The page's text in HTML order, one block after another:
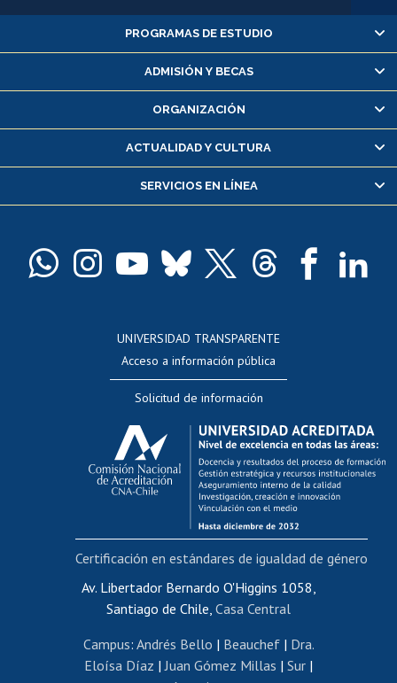
Alumnas/os y exalumnas/os
Matrícula en línea
Inscripción y cambio de asignaturas
Consulta y certificado de notas
Servicio médico y dental
Pago de arancel y crédito alumnos
Docentes
Perfeccionamiento
Editar Portafolio Académico
Evaluación docente
Calificación académica
Postulación al AUCAI
Funcionarias/os
Cursos internos de capacitación
Bienestar del personal
Portal de movilidad interna
Certificado de renta
Certificado de renta honorarios
Editar páginas blancas
PROGRAMAS DE ESTUDIO
ADMISIÓN Y BECAS
ORGANIZACIÓN
ACTUALIDAD Y CULTURA
SERVICIOS EN LÍNEA
UNIVERSIDAD TRANSPARENTE
Acceso a información pública
Solicitud de información
Av. Libertador Bernardo O'Higgins 1058,
Santiago de Chile, Casa Central
Campus: Andrés Bello | Beauchef| Dra.
Eloísa Díaz | Juan Gómez Millas | Sur |
Certificación en estándares de igualdad de género